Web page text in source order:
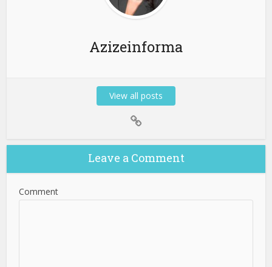
Azizeinforma
View all posts
Leave a Comment
Comment